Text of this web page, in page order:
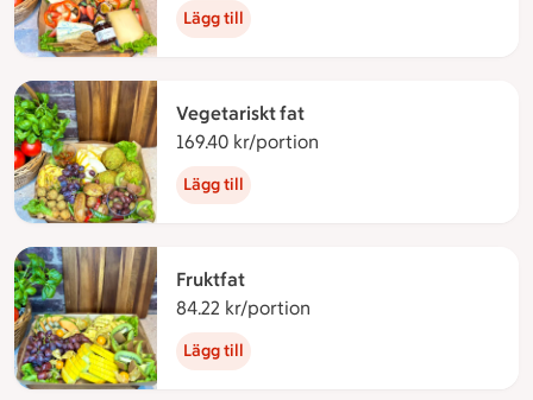
Lägg till
Vegetariskt fat
169.40 kr/portion
Lägg till
Fruktfat
84.22 kr/portion
Lägg till